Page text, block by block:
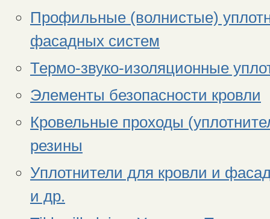
Профильные (волнистые)
фасадных систем
Термо-звуко-изоляционные
Элементы безопасности кровли
Кровельные проходы
резины
Уплотнители для кровли и
и др.